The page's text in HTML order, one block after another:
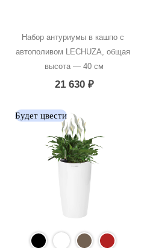
Набор антуриумы в кашпо с
автополивом LECHUZA, общая
высота — 40 см
21 630 ₽
Будет цвести